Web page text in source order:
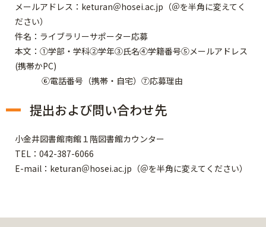
メールアドレス：keturan＠hosei.ac.jp（＠を半角に変えてく
ださい）
件名：ライブラリーサポーター応募
本文：①学部・学科②学年③氏名④学籍番号⑤メールアドレス
(携帯かPC)
⑥電話番号（携帯・自宅）⑦応募理由
提出および問い合わせ先
小金井図書館南館１階図書館カウンター
TEL：042-387-6066
E-mail：keturan＠hosei.ac.jp（＠を半角に変えてください）